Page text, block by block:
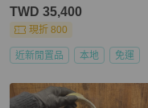
TWD 35,400
現折 800
近新閒置品 本地 免運